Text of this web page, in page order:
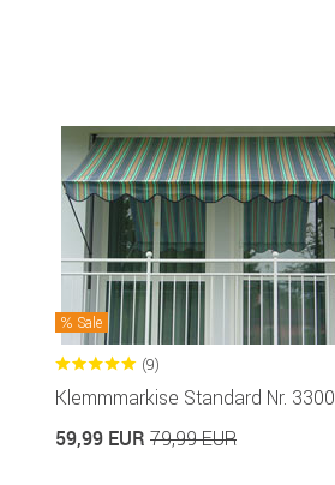
Sale
(9)
Klemmmarkise Standard Nr. 3300
59,99 EUR 79,99 EUR